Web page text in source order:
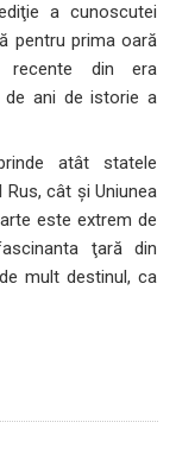
a cunoscutei
pentru prima oară
recente din era
de ani de istorie a
atât statele
cât şi Uniunea
este extrem de
ţară din
mult destinul, ca